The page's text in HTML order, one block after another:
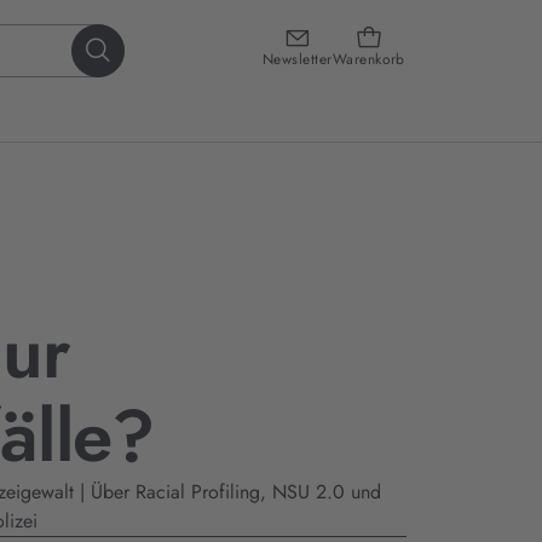
NewsletterWarenkorb
| Über Racial Profiling, NSU 2.0 und